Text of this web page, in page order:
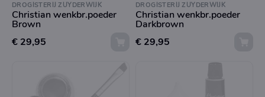
DROGISTERIJ ZUYDERWIJK
Christian wenkbr.poeder
Brown
€ 29,95
DROGISTERIJ ZUYDERWIJK
Christian wenkbr.poeder
Darkbrown
€ 29,95